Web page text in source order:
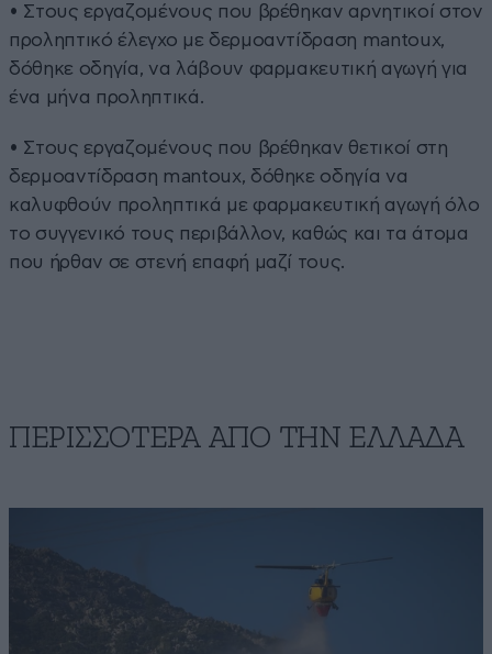
• Στους εργαζομένους που βρέθηκαν αρνητικοί στον
προληπτικό έλεγχο με δερμοαντίδραση mantoux,
δόθηκε οδηγία, να λάβουν φαρμακευτική αγωγή για
ένα μήνα προληπτικά.
• Στους εργαζομένους που βρέθηκαν θετικοί στη
δερμοαντίδραση mantoux, δόθηκε οδηγία να
καλυφθούν προληπτικά με φαρμακευτική αγωγή όλο
το συγγενικό τους περιβάλλον, καθώς και τα άτομα
που ήρθαν σε στενή επαφή μαζί τους.
ΠΕΡΙΣΣΟΤΕΡΑ ΑΠΟ ΤΗΝ ΕΛΛΑΔΑ